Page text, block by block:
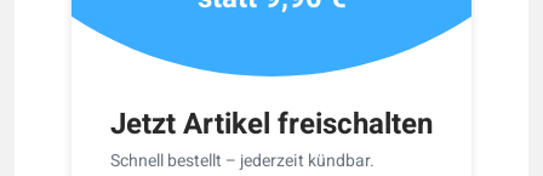
Jetzt Artikel freischalten
Schnell bestellt – jederzeit kündbar.